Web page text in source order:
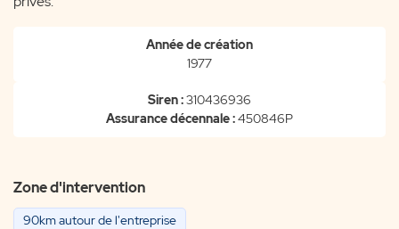
Année de création
1977
Siren :310436936
Assurance décennale :450846P
Zone d'intervention
90km autour de l'entreprise